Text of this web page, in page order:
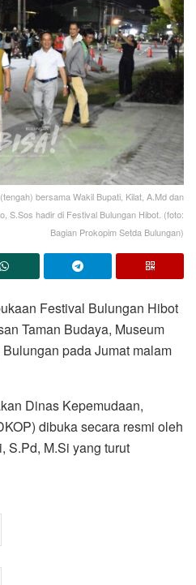
bersama Wakil Bupati, Kilat, A.Md dan
S.Sos hadir di Festival Bulungan Hibot. (foto:
Bagian Prokopim Setda Bulungan)
Festival Bulungan Hibot
Taman Budaya, Museum
pada Jumat malam
Dinas Kepemudaan,
dibuka secara resmi oleh
S.Pd, M.Si yang turut